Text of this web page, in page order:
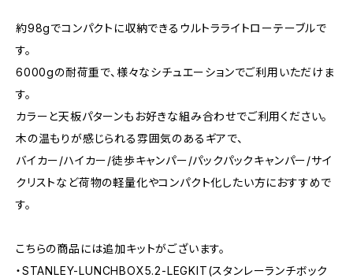
約98gでコンパクトに収納できるウルトラライトローテーブルで
す。
6000gの耐荷重で、様々なシチュエーションでご利用いただけま
す。
カラーと天板パターンもお好きな組み合わせでご利用ください。
木の温もりが感じられる雰囲気のあるギアで、
バイカー/ハイカー/徒歩キャンパー/パックパックキャンパー/サイ
クリストなど荷物の軽量化やコンパクト化したい方におすすめで
す。
こちらの商品には追加キットがございます。
・STANLEY-LUNCHBOX5.2-LEGKIT(スタンレーランチボック